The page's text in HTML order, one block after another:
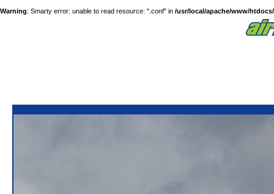
Warning: Smarty error: unable to read resource: ".conf" in /usr/local/apache/www/